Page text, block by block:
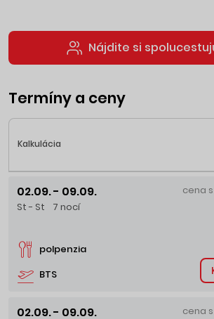
Nájdite si
Termíny a ceny
Kalkulácia
02.09. - 09.09.
St - St 7 nocí
BTS
polpenzia
cena
02.09. - 09.09.
cena